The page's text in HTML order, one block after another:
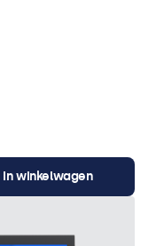
In winkelwagen